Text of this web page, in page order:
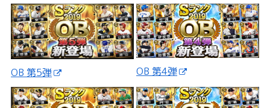
OB 第5弾 OB 第4弾